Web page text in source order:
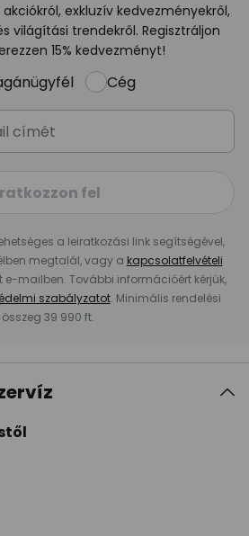
exkluzív kedvezményekről,
világítási trendekről. Regisztráljon
15% kedvezményt!
Cég
fel
a leiratkozási link segítségével,
megtalál, vagy a kapcsolatfelvételi
e-mailben. További információért kérjük,
szabályzatot. Minimális rendelési
összeg 39 990 ft.